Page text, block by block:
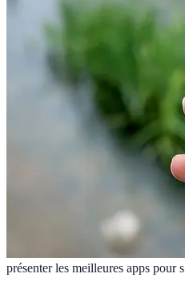
présenter les meilleures apps pour